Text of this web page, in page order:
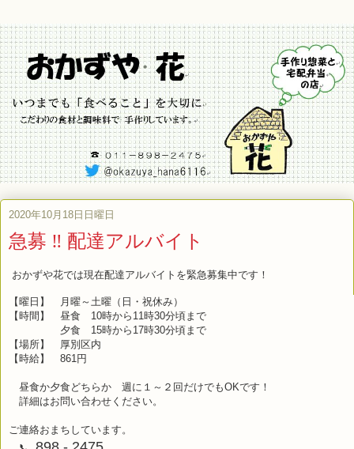
2020年10月18日日曜日
急募 ‼ 配達アルバイト
おかずや花では現在配達アルバイトを緊急募集中です！
【曜日】 月曜～土曜（日・祝休み）
【時間】 昼食 10時から11時30分頃まで
夕食 15時から17時30分頃まで
【場所】 厚別区内
【時給】 861円
昼食か夕食どちらか 週に１～２回だけでもOKです！
詳細はお問い合わせください。
ご連絡おまちしています。